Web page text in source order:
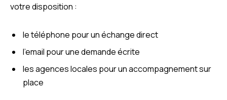
votre disposition :
le téléphone pour un échange direct
l’email pour une demande écrite
les agences locales pour un accompagnement sur
place